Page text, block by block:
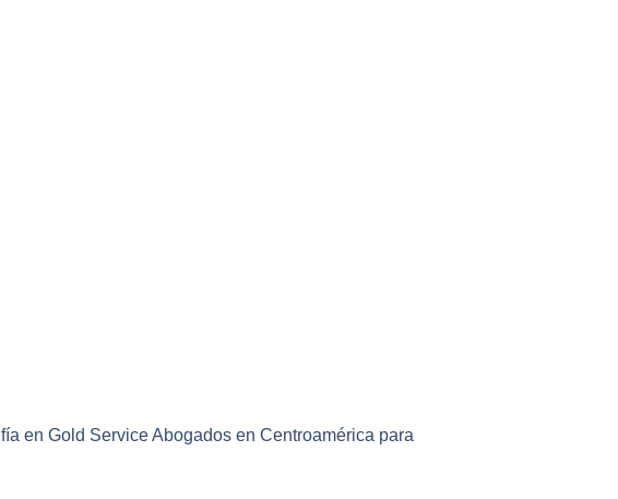
en Gold Service Abogados en Centroamérica para